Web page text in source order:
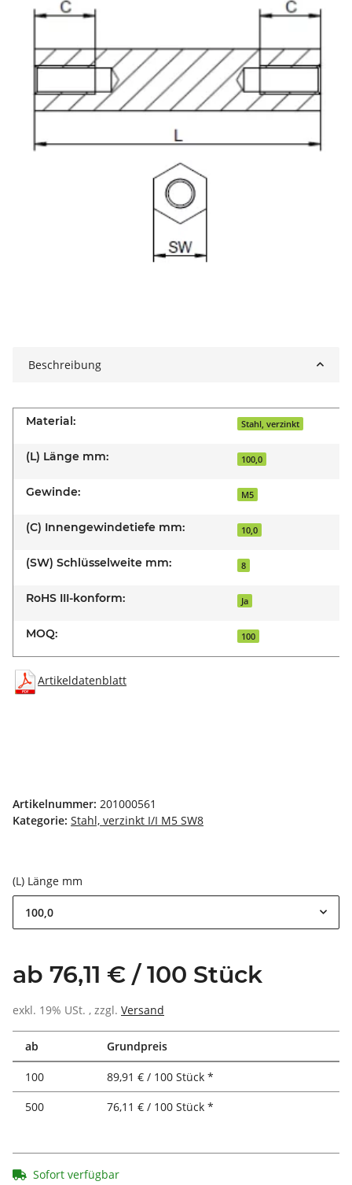
Beschreibung
Material: Stahl, verzinkt
(L) Länge mm: 100,0
Gewinde: M5
(C) Innengewindetiefe mm: 10,0
(SW) Schlüsselweite mm: 8
RoHS III-konform: Ja
MOQ: 100
Artikeldatenblatt
Artikelnummer: 201000561
Kategorie: Stahl, verzinkt I/I M5 SW8
(L) Länge mm
100,0
ab 76,11 € / 100 Stück
exkl. 19% USt. , zzgl. Versand
ab Grundpreis
100
89,91 € / 100 Stück *
500
76,11 € / 100 Stück *
Sofort verfügbar